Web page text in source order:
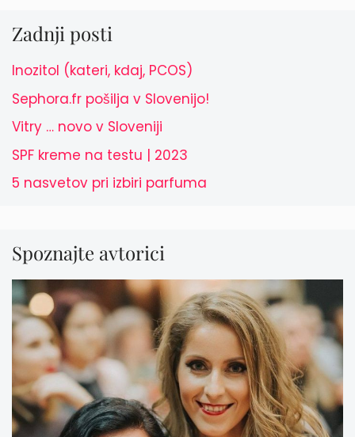
Zadnji posti
Inozitol (kateri, kdaj, PCOS)
Sephora.fr pošilja v Slovenijo!
Vitry … novo v Sloveniji
SPF kreme na testu | 2023
5 nasvetov pri izbiri parfuma
Spoznajte avtorici